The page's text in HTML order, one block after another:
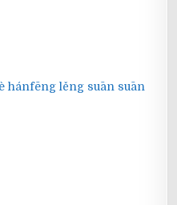
hánfēng lěng suān suān